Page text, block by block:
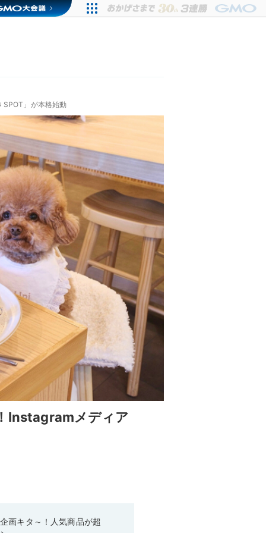
SPOT」が本格始動
Instagramメディア
画キタ～！人気商品が超